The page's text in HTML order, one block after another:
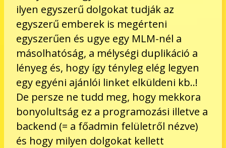
ilyen egyszerű dolgokat tudják az
egyszerű emberek is megérteni
egyszerűen és ugye egy MLM-nél a
másolhatóság, a mélységi duplikáció a
lényeg és, hogy így tényleg elég legyen
egy egyéni ajánlói linket elküldeni kb..!
De persze ne tudd meg, hogy mekkora
bonyolultság ez a programozási illetve a
backend (= a főadmin felületről nézve)
és hogy milyen dolgokat kellett